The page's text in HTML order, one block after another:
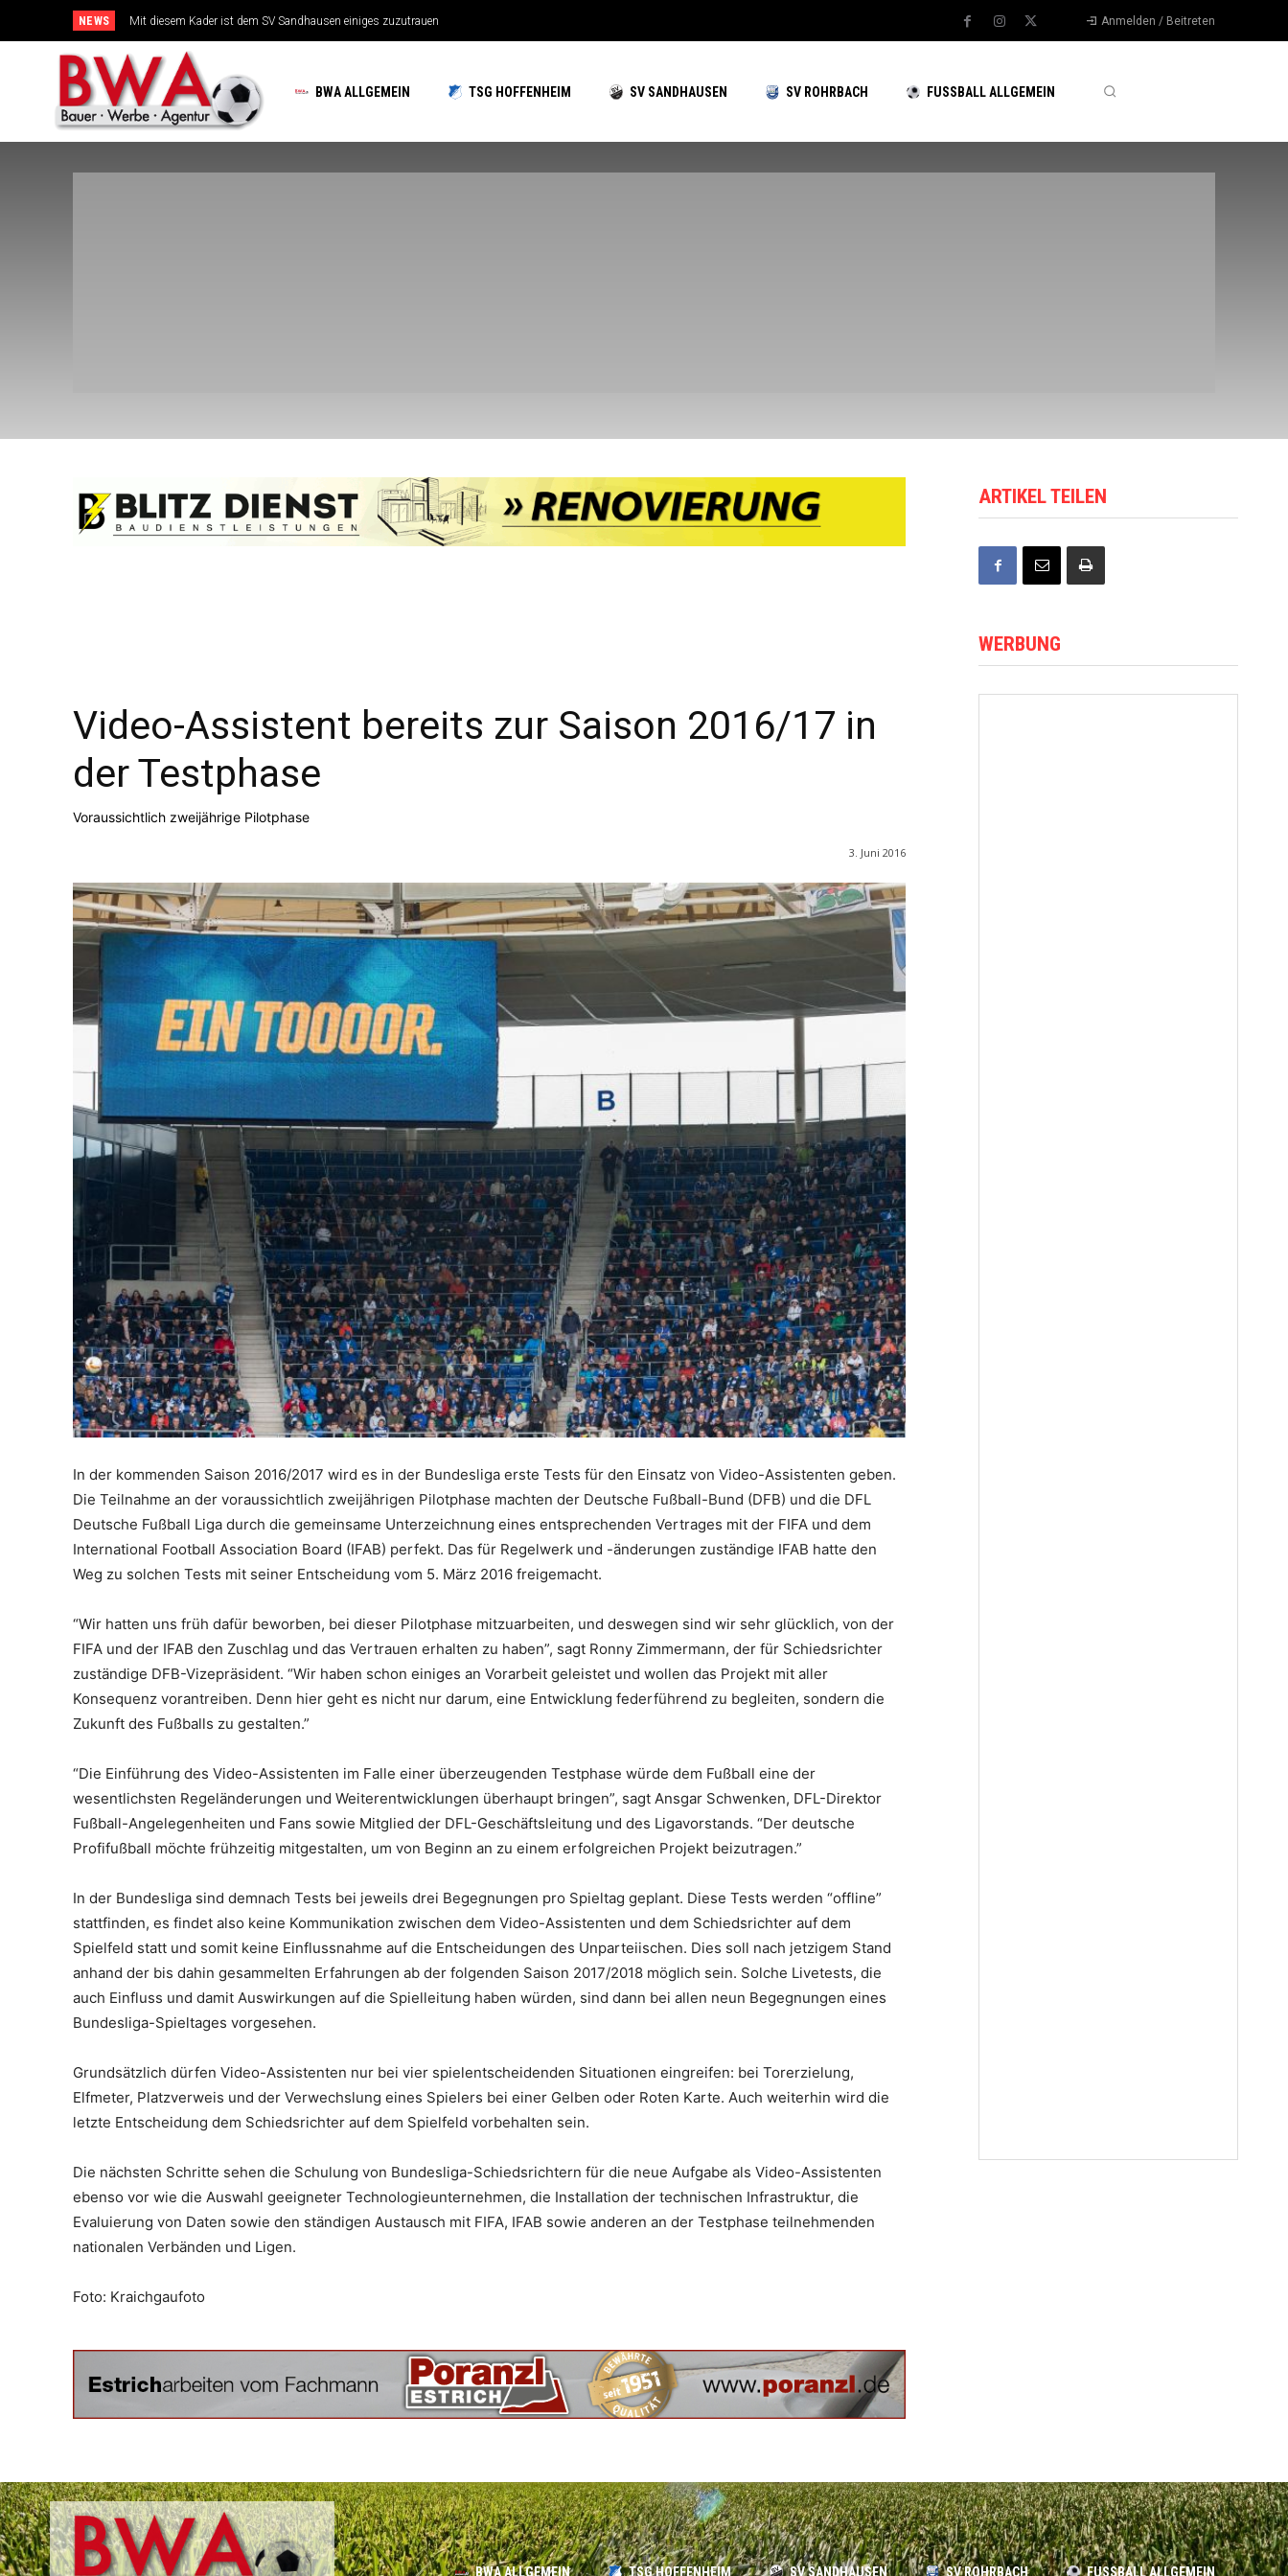
NEWS Mit diesem Kader ist dem SV Sandhausen einiges zuzutrauen
TSG-Erfolgsarchitekten sehen sich für den Tanz auf drei Hochzeiten gut aufgestellt Anmelden / Beitreten
BWA ALLGEMEIN TSG HOFFENHEIM SV SANDHAUSEN SV ROHRBACH FUSSBALL ALLGEMEIN
Video-Assistent bereits zur Saison 2016/17 in
der Testphase
Voraussichtlich zweijährige Pilotphase
3. Juni 2016
In der kommenden Saison 2016/2017 wird es in der Bundesliga erste Tests für den Einsatz von Video-Assistenten geben.
Die Teilnahme an der voraussichtlich zweijährigen Pilotphase machten der Deutsche Fußball-Bund (DFB) und die DFL
Deutsche Fußball Liga durch die gemeinsame Unterzeichnung eines entsprechenden Vertrages mit der FIFA und dem
International Football Association Board (IFAB) perfekt. Das für Regelwerk und -änderungen zuständige IFAB hatte den
Weg zu solchen Tests mit seiner Entscheidung vom 5. März 2016 freigemacht.
“Wir hatten uns früh dafür beworben, bei dieser Pilotphase mitzuarbeiten, und deswegen sind wir sehr glücklich, von der
FIFA und der IFAB den Zuschlag und das Vertrauen erhalten zu haben”, sagt Ronny Zimmermann, der für Schiedsrichter
zuständige DFB-Vizepräsident. “Wir haben schon einiges an Vorarbeit geleistet und wollen das Projekt mit aller
Konsequenz vorantreiben. Denn hier geht es nicht nur darum, eine Entwicklung federführend zu begleiten, sondern die
Zukunft des Fußballs zu gestalten.”
“Die Einführung des Video-Assistenten im Falle einer überzeugenden Testphase würde dem Fußball eine der
wesentlichsten Regeländerungen und Weiterentwicklungen überhaupt bringen”, sagt Ansgar Schwenken, DFL-Direktor
Fußball-Angelegenheiten und Fans sowie Mitglied der DFL-Geschäftsleitung und des Ligavorstands. “Der deutsche
Profifußball möchte frühzeitig mitgestalten, um von Beginn an zu einem erfolgreichen Projekt beizutragen.”
In der Bundesliga sind demnach Tests bei jeweils drei Begegnungen pro Spieltag geplant. Diese Tests werden “offline”
stattfinden, es findet also keine Kommunikation zwischen dem Video-Assistenten und dem Schiedsrichter auf dem
Spielfeld statt und somit keine Einflussnahme auf die Entscheidungen des Unparteiischen. Dies soll nach jetzigem Stand
anhand der bis dahin gesammelten Erfahrungen ab der folgenden Saison 2017/2018 möglich sein. Solche Livetests, die
auch Einfluss und damit Auswirkungen auf die Spielleitung haben würden, sind dann bei allen neun Begegnungen eines
Bundesliga-Spieltages vorgesehen.
Grundsätzlich dürfen Video-Assistenten nur bei vier spielentscheidenden Situationen eingreifen: bei Torerzielung,
Elfmeter, Platzverweis und der Verwechslung eines Spielers bei einer Gelben oder Roten Karte. Auch weiterhin wird die
letzte Entscheidung dem Schiedsrichter auf dem Spielfeld vorbehalten sein.
Die nächsten Schritte sehen die Schulung von Bundesliga-Schiedsrichtern für die neue Aufgabe als Video-Assistenten
ebenso vor wie die Auswahl geeigneter Technologieunternehmen, die Installation der technischen Infrastruktur, die
Evaluierung von Daten sowie den ständigen Austausch mit FIFA, IFAB sowie anderen an der Testphase teilnehmenden
nationalen Verbänden und Ligen.
Foto: Kraichgaufoto
ARTIKEL TEILEN
WERBUNG
BWA ALLGEMEIN TSG HOFFENHEIM SV SANDHAUSEN SV ROHRBACH FUSSBALL ALLGEMEIN